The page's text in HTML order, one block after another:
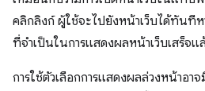
คลิกลิงก์ ผู้ใช้จะไปยังหน้าเว็บได้ทันทีห
ที่จำเป็นในการแสดงผลหน้าเว็บเสร็จแ
การใช้ตัวเลือกการแสดงผลล่วงหน้าอา